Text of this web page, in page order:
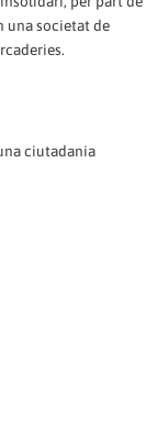
una societat de
ciutadania